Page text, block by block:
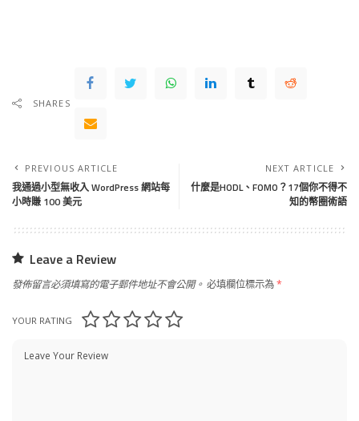
SHARES
PREVIOUS ARTICLE
我通過小型無收入 WordPress 網站每
小時賺 100 美元
NEXT ARTICLE
什麼是HODL、FOMO？17個你不得不
知的幣圈術語
Leave a Review
發佈留言必須填寫的電子郵件地址不會公開。 必填欄位標示為*
YOUR RATING